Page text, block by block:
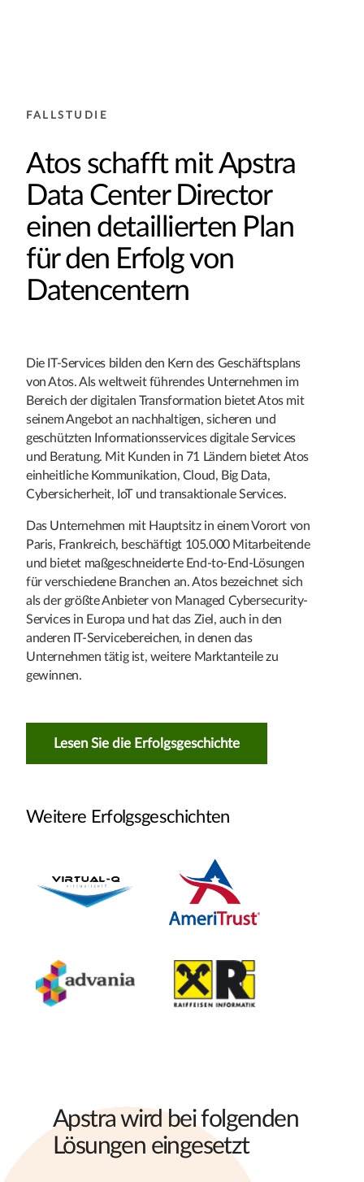
FALLSTUDIE
Atos schafft mit Apstra
Data Center Director
einen detaillierten Plan
für den Erfolg von
Datencentern
Die IT-Services bilden den Kern des Geschäftsplans
von Atos. Als weltweit führendes Unternehmen im
Bereich der digitalen Transformation bietet Atos mit
seinem Angebot an nachhaltigen, sicheren und
geschützten Informationsservices digitale Services
und Beratung. Mit Kunden in 71 Ländern bietet Atos
einheitliche Kommunikation, Cloud, Big Data,
Cybersicherheit, IoT und transaktionale Services.
Das Unternehmen mit Hauptsitz in einem Vorort von
Paris, Frankreich, beschäftigt 105.000 Mitarbeitende
und bietet maßgeschneiderte End-to-End-Lösungen
für verschiedene Branchen an. Atos bezeichnet sich
als der größte Anbieter von Managed Cybersecurity-
Services in Europa und hat das Ziel, auch in den
anderen IT-Servicebereichen, in denen das
Unternehmen tätig ist, weitere Marktanteile zu
gewinnen.
Lesen Sie die Erfolgsgeschichte
Weitere Erfolgsgeschichten
Apstra wird bei folgenden
Lösungen eingesetzt